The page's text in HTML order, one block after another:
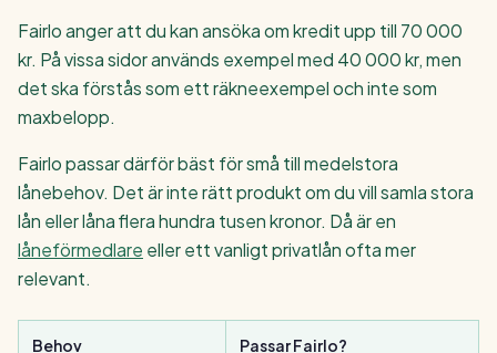
Fairlo anger att du kan ansöka om kredit upp till 70 000
kr. På vissa sidor används exempel med 40 000 kr, men
det ska förstås som ett räkneexempel och inte som
maxbelopp.
Fairlo passar därför bäst för små till medelstora
lånebehov. Det är inte rätt produkt om du vill samla stora
lån eller låna flera hundra tusen kronor. Då är en
låneförmedlare eller ett vanligt privatlån ofta mer
relevant.
Behov Passar Fairlo?